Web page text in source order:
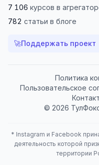
7 106 курсов в
782 статьи в блоге
🚀Поддержать проект
Политика
Пользовательское
© 2026
* Instagram и Facebook
деятельность которой
территории